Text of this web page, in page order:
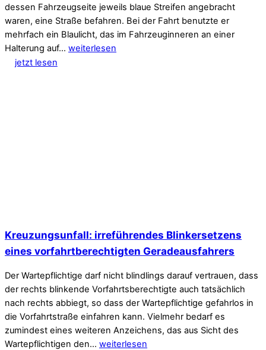
dessen Fahrzeugseite jeweils blaue Streifen angebracht
waren, eine Straße befahren. Bei der Fahrt benutzte er
mehrfach ein Blaulicht, das im Fahrzeuginneren an einer
Halterung auf… weiterlesen
jetzt lesen
Kreuzungsunfall: irreführendes Blinkersetzens
eines vorfahrtberechtigten Geradeausfahrers
Der Wartepflichtige darf nicht blindlings darauf vertrauen, dass
der rechts blinkende Vorfahrtsberechtigte auch tatsächlich
nach rechts abbiegt, so dass der Wartepflichtige gefahrlos in
die Vorfahrtstraße einfahren kann. Vielmehr bedarf es
zumindest eines weiteren Anzeichens, das aus Sicht des
Wartepflichtigen den… weiterlesen